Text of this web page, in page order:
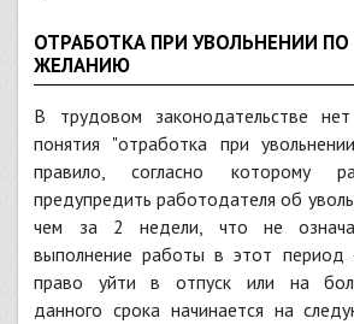
ОТРАБОТКА ПРИ УВОЛЬНЕНИИ
ЖЕЛАНИЮ
В трудовом законодательстве нет
понятия "отработка при
правило, согласно которому
предупредить работодателя об
чем за 2 недели, что не
выполнение работы в этот период
право уйти в отпуск или на
данного срока начинается на